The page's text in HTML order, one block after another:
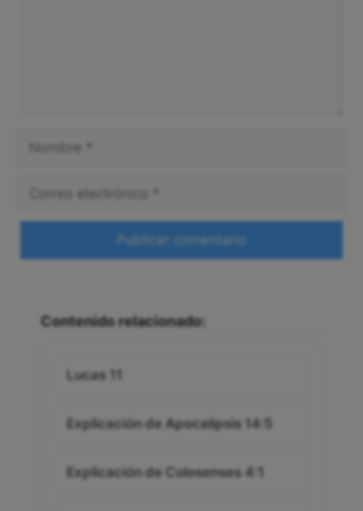
Contenido relacionado:
Lucas 11
Explicación de Apocalipsis 14:5
Explicación de Colosenses 4:1